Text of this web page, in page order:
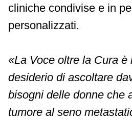
cliniche condivise e in
personalizzati.
«La Voce oltre la Cura è
desiderio di ascoltare
bisogni delle donne che
tumore al seno